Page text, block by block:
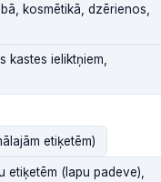
kosmētikā, dzērienos,
kastes ieliktņiem,
etiķetēm)
(lapu padeve),